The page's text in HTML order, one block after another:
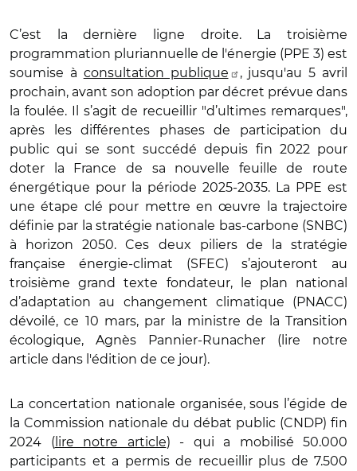
C’est la dernière ligne droite. La troisième
programmation pluriannuelle de l'énergie (PPE 3) est
soumise à consultation publique
, jusqu'au 5 avril
prochain, avant son adoption par décret prévue dans
la foulée. Il s’agit de recueillir "d’ultimes remarques",
après les différentes phases de participation du
public qui se sont succédé depuis fin 2022 pour
doter la France de sa nouvelle feuille de route
énergétique pour la période 2025-2035. La PPE est
une étape clé pour mettre en œuvre la trajectoire
définie par la stratégie nationale bas-carbone (SNBC)
à horizon 2050. Ces deux piliers de la stratégie
française énergie-climat (SFEC) s’ajouteront au
troisième grand texte fondateur, le plan national
d’adaptation au changement climatique (PNACC)
dévoilé, ce 10 mars, par la ministre de la Transition
écologique, Agnès Pannier-Runacher (lire notre
article dans l'édition de ce jour).
La concertation nationale organisée, sous l’égide de
la Commission nationale du débat public (CNDP) fin
2024 (lire notre article) - qui a mobilisé 50.000
participants et a permis de recueillir plus de 7.500